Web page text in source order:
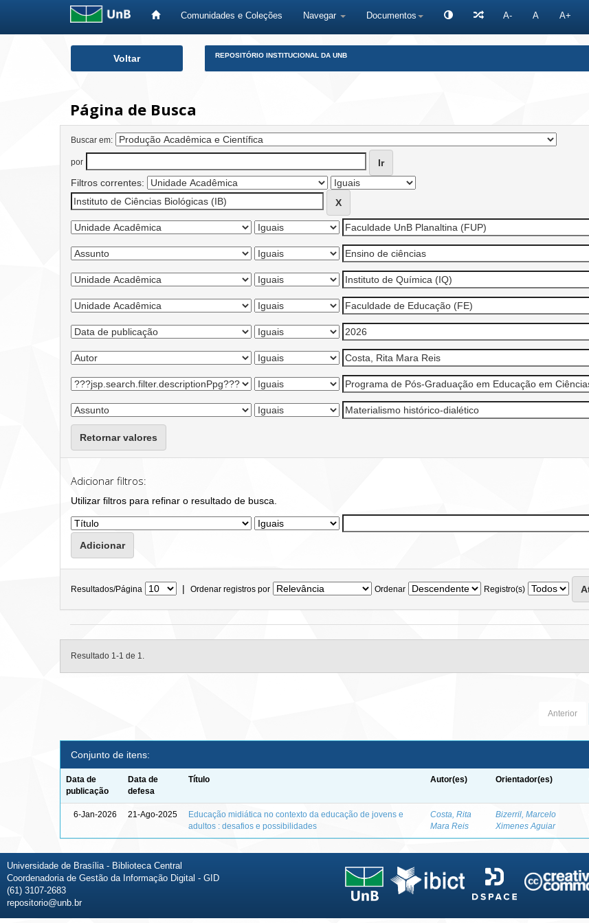
Comunidades e Coleções Navegar Documentos A- A A+
Voltar REPOSITÓRIO INSTITUCIONAL DA UNB
Página de Busca
Buscar em:
por
Filtros correntes:
Retornar valores
Adicionar filtros:
Utilizar filtros para refinar o resultado de busca.
Resultados/Página | Ordenar registros por Ordenar Registro(s)
Resultado 1-1 de 1.
Anterior
Conjunto de itens:
Data de
publicação
Data de
defesa
Título Autor(es) Orientador(es)
6-Jan-2026 21-Ago-2025
Educação midiática no contexto da educação de jovens e
adultos : desafios e possibilidades
Costa, Rita
Mara Reis
Bizerril, Marcelo
Ximenes Aguiar
Universidade de Brasília - Biblioteca Central
Coordenadoria de Gestão da Informação Digital - GID
(61) 3107-2683
repositorio@unb.br